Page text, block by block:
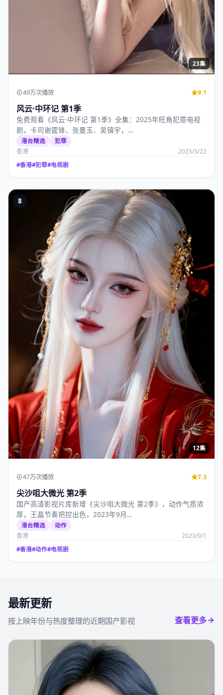
23集
49万次播放 9.1
风云·中环记 第1季
免费观看《风云·中环记 第1季》全集：2025年旺角犯罪电视
剧，卡司谢霆锋、张曼玉、吴镇宇，…
港台精选 犯罪
香港 2025/3/22
#香港#犯罪#电视剧
8
12集
47万次播放 7.3
尖沙咀大微光 第2季
国产高清影视片库新增《尖沙咀大微光 第2季》，动作气质浓
厚，王晶节奏把控出色，2023年9月…
港台精选 动作
香港 2023/9/1
#香港#动作#电视剧
最新更新
按上映年份与热度整理的近期国产影视 查看更多